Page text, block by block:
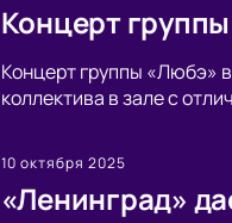
Концерт
Концерт группы «Любэ»
коллектива в зале с
10 октября 2025
«Ленинград»